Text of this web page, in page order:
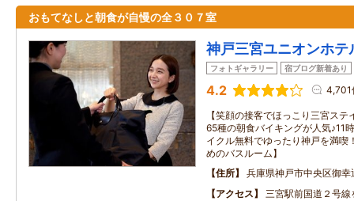
おもてなしと朝食が自慢の全３０７室
神戸三宮ユニオンホテ
フォトギャラリー 宿ブログ新着あり
4.2 4,701
【笑顔の接客でほっこり三宮ス
65種の朝食バイキングが人気♪11
イクル無料でゆったり神戸を満
めのバスルーム】
住所
兵庫県神戸市中央区御
アクセス
三宮駅前国道２号